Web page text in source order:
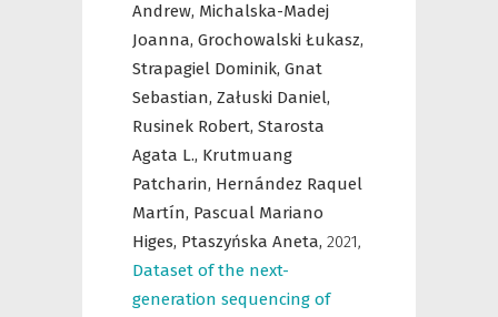
Andrew, Michalska-Madej
Joanna, Grochowalski Łukasz,
Strapagiel Dominik, Gnat
Sebastian, Załuski Daniel,
Rusinek Robert, Starosta
Agata L., Krutmuang
Patcharin, Hernández Raquel
Martín, Pascual Mariano
Higes, Ptaszyńska Aneta, 2021,
Dataset of the next-
generation sequencing of